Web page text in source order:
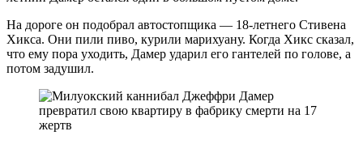
На дороге он подобрал автостопщика — 18-летнего Стивена
Хикса. Они пили пиво, курили марихуану. Когда Хикс сказал,
что ему пора уходить, Дамер ударил его гантелей по голове, а
потом задушил.